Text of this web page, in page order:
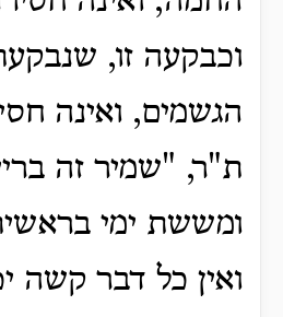
וכבקעה זו,
הגשמים, ואינה
ת"ר, "שמיר זה
ומששת ימי
ואין כל דבר קשה